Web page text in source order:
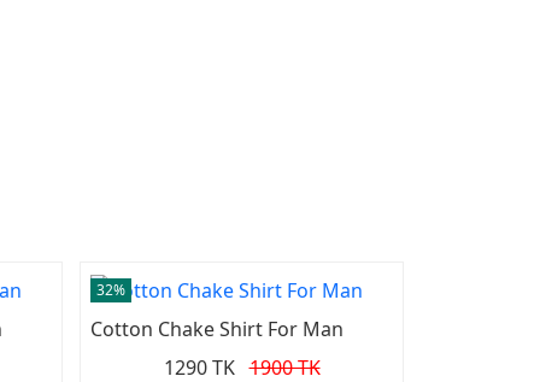
32%
Cotton Chake Shirt For Man
1290 TK 1900 TK